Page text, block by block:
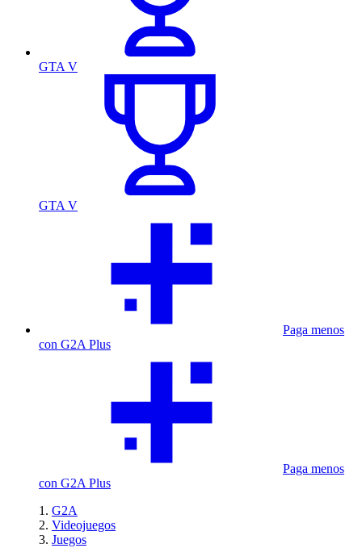
GTA V
GTA V
Paga menos
con G2A Plus
Paga menos
con G2A Plus
G2A
Videojuegos
Juegos